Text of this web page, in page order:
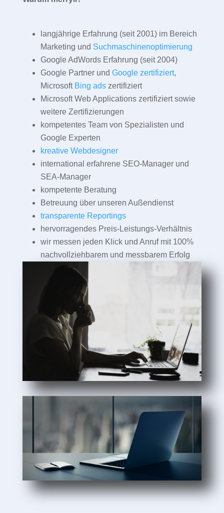
langjährige Erfahrung (seit 2001) im Bereich
Marketing und Suchmaschinenoptimierung
Google AdWords Erfahrung (seit 2004)
Google Partner und Google zertifiziert,
Microsoft Bing adszertifiziert
Microsoft Web Applications zertifiziert sowie
weitere Zertifizierungen
kompetentes Team von Spezialisten und
Google Experten
kreative Webdesigner
international erfahrene SEO-Manager und
SEA-Manager
kompetente Beratung
Betreuung über unseren Außendienst
transparente Reportings
hervorragendes Preis-Leistungs-Verhältnis
wir messen jeden Klick und Anruf mit 100%
nachvollziehbarem und messbarem Erfolg